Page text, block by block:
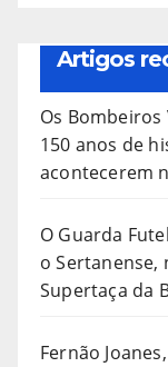
Artigos
Os
150 anos de
acontecerem
O Guarda
o Sertanense,
Supertaça da
Fernão